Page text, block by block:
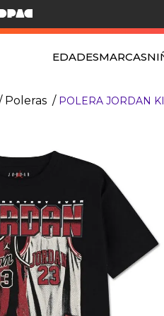
EDADESMARCAS
Poleras POLERA JORDAN